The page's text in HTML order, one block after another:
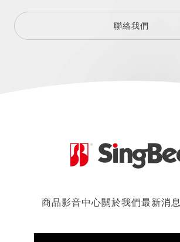
聯絡我們
商品影音中心關於我們最新消息